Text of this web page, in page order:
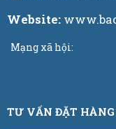
Website:
Mạng xã hội:
TƯ VẤN ĐẶT HÀNG